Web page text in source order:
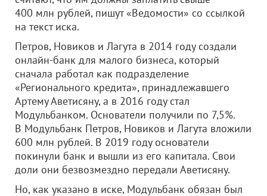
400 млн рублей, пишут «Ведомости» со ссылкой
на текст иска.
Петров, Новиков и Лагута в 2014 году создали
онлайн-банк для малого бизнеса, который
сначала работал как подразделение
«Регионального кредита», принадлежавшего
Артему Аветисяну, а в 2016 году стал
Модульбанком. Основатели получили по 7,5%.
В Модульбанк Петров, Новиков и Лагута вложили
600 млн рублей. В 2019 году основатели
покинули банк и вышли из его капитала. Свои
доли они безвозмездно передали Аветисяну.
Но, как указано в иске, Модульбанк обязан был